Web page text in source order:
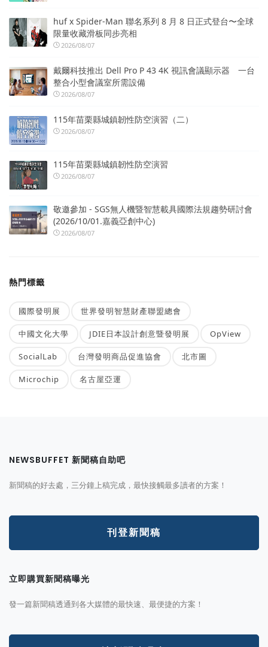
huf x Spider-Man 聯名系列 8 月 8 日正式登台〜全球
限量收藏滑板同步亮相
2026/08/07
戴爾科技推出 Dell Pro P 43 4K 視訊會議顯示器 一台
整合小型會議室所需設備
2026/08/07
115年苗栗縣城鎮韌性防空演習（二）
2026/08/07
115年苗栗縣城鎮韌性防空演習
2026/08/07
敬邀參加 - SGS無人機暨智慧載具國際法規趨勢研討會
(2026/10/01.嘉義亞創中心)
2026/08/07
熱門標籤
國際發明展 世界發明智慧財產聯盟總會
中國文化大學 JDIE日本設計創意暨發明展 OpView
SocialLab 台灣發明商品促進協會 北市圖
Microchip 名古屋亞運
NEWSBUFFET 新聞稿自助吧
新聞稿的好去處，三分鐘上稿完成，最快接觸最多讀者的方案！
刊登新聞稿
立即購買新聞稿曝光
發一篇新聞稿透通到各大媒體的最快速、最便捷的方案！